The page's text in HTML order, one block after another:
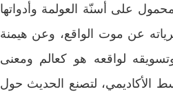
على أسنّة العولمة وأدواتها
عن موت الواقع، وعن هيمنة
لواقعه هو كعالم ومعنى
الأكاديمي، لتصنع الحديث حول